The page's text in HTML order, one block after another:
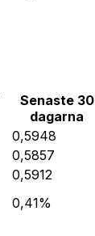
Senaste 30
dagarna
0,5948
0,5857
0,5912
0,41%